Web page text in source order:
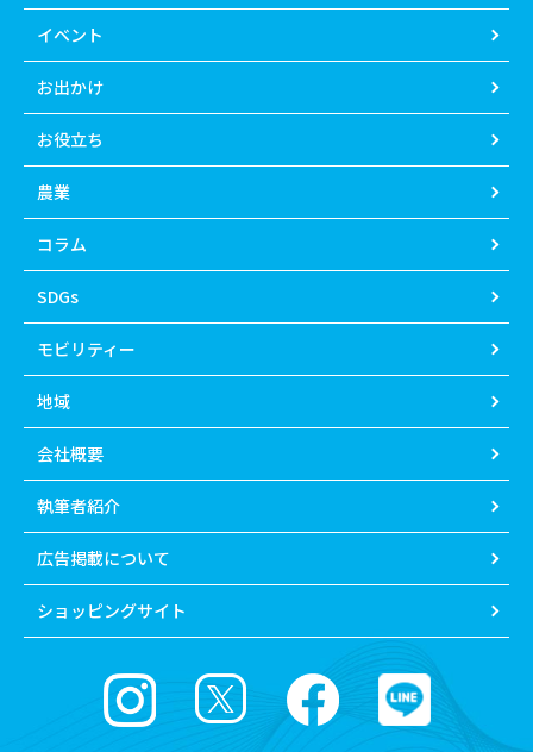
イベント
お出かけ
お役立ち
農業
コラム
SDGs
モビリティー
地域
会社概要
執筆者紹介
広告掲載について
ショッピングサイト